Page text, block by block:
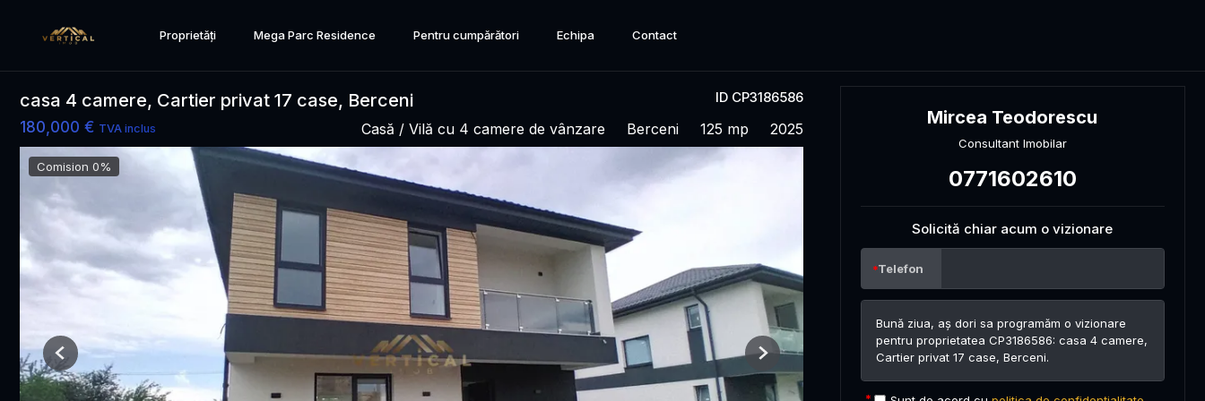
Proprietăți Mega Parc Residence Pentru cumpărători Echipa Contact
ID CP3186586
casa 4 camere, Cartier privat 17 case, Berceni
180,000 € TVA inclus Casă / Vilă cu 4 camere de vânzare Berceni 125 mp 2025
Comision 0%
Previous Next
Mircea Teodorescu
Consultant Imobilar
0771602610
Solicită chiar acum o vizionare
Telefon